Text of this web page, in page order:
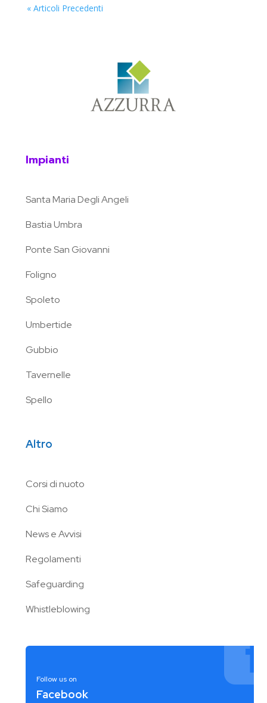
« Articoli Precedenti
Impianti
Santa Maria Degli Angeli
Bastia Umbra
Ponte San Giovanni
Foligno
Spoleto
Umbertide
Gubbio
Tavernelle
Spello
Altro
Corsi di nuoto
Chi Siamo
News e Avvisi
Regolamenti
Safeguarding
Whistleblowing
Follow us on
Facebook